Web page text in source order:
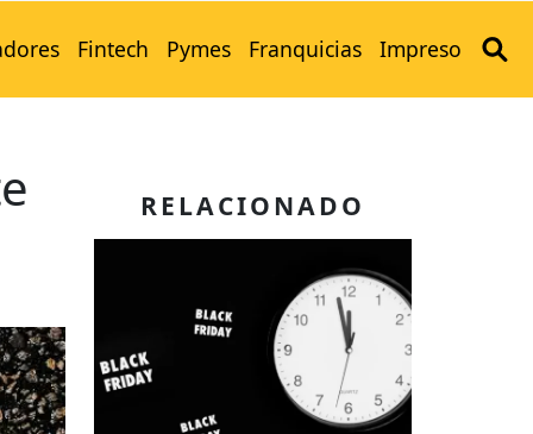
Fintech Pymes Franquicias Impreso
RELACIONADO